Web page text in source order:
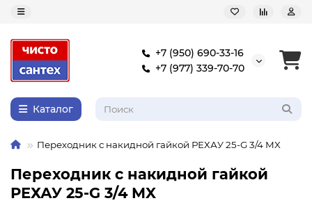
+7 (950) 690-33-16
+7 (977) 339-70-70
Каталог
Переходник с накидной гайкой РЕХАУ 25-G 3/4 MX
Переходник с накидной гайкой
РЕХАУ 25-G 3/4 MX